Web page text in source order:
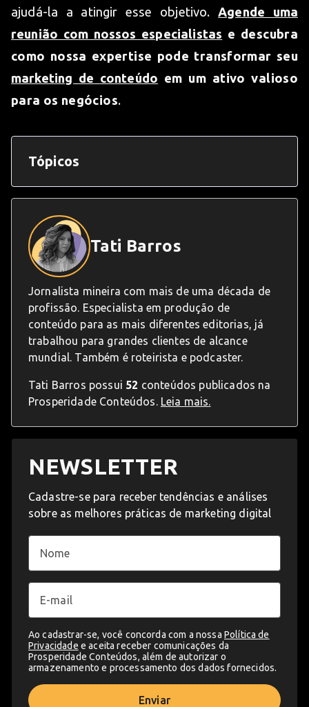
ajudá-la a atingir esse objetivo. Agende uma
reunião com nossos especialistas e descubra
como nossa expertise pode transformar seu
marketing de conteúdo em um ativo valioso
para os negócios.
Tópicos
Tati Barros
Jornalista mineira com mais de uma década de
profissão. Especialista em produção de
conteúdo para as mais diferentes editorias, já
trabalhou para grandes clientes de alcance
mundial. Também é roteirista e podcaster.
Tati Barros possui 52 conteúdos publicados na
Prosperidade Conteúdos. Leia mais.
NEWSLETTER
Cadastre-se para receber tendências e análises
sobre as melhores práticas de marketing digital
Ao cadastrar-se, você concorda com a nossa Política de
Privacidade e aceita receber comunicações da
Prosperidade Conteúdos, além de autorizar o
armazenamento e processamento dos dados fornecidos.
Enviar